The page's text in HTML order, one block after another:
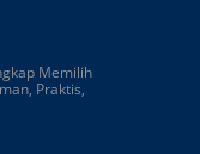
Memilih
Praktis,